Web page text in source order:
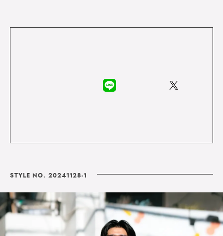
STYLE NO. 20241128-1